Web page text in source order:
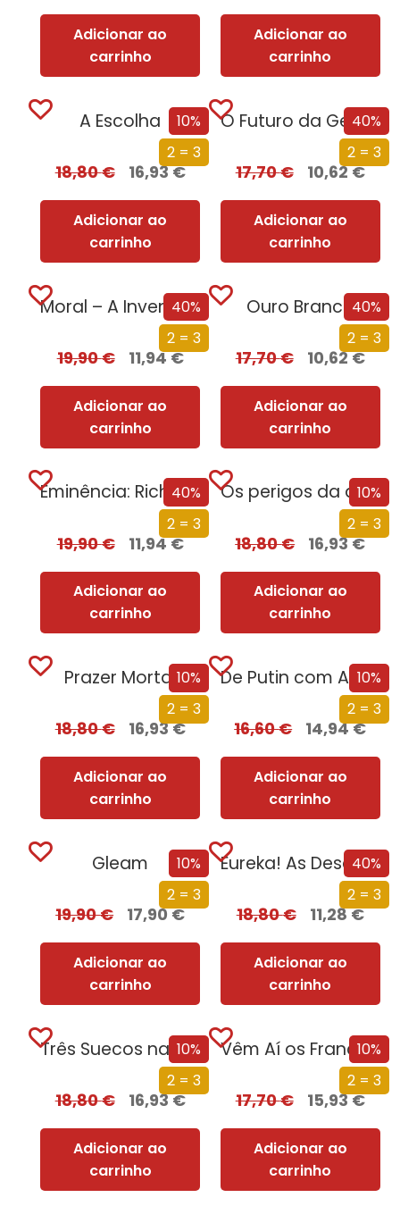
Adicionar ao
carrinho
Adicionar ao
carrinho
10%
2 = 3
A Escolha
18,80€ 16,93€
Adicionar ao
carrinho
40%
2 = 3
O Futuro da Geografia
17,70€ 10,62€
Adicionar ao
carrinho
40%
2 = 3
Moral – A Invenção do Bem e do Mal
19,90€ 11,94€
Adicionar ao
carrinho
40%
2 = 3
Ouro Branco
17,70€ 10,62€
Adicionar ao
carrinho
40%
2 = 3
Eminência: Richelieu e a Ascensão de França
19,90€ 11,94€
Adicionar ao
carrinho
10%
2 = 3
Os perigos da direita radical: Bolsonaro, Ventura e não só!
18,80€ 16,93€
Adicionar ao
carrinho
10%
2 = 3
Prazer Mortal
18,80€ 16,93€
Adicionar ao
carrinho
10%
2 = 3
De Putin com Amor
16,60€ 14,94€
Adicionar ao
carrinho
10%
2 = 3
Gleam
19,90€ 17,90€
Adicionar ao
carrinho
40%
2 = 3
Eureka! As Descobertas que Mudaram a Ciência
18,80€ 11,28€
Adicionar ao
carrinho
10%
2 = 3
Três Suecos na Montanha
18,80€ 16,93€
Adicionar ao
carrinho
10%
2 = 3
Vêm Aí os Franceses
17,70€ 15,93€
Adicionar ao
carrinho